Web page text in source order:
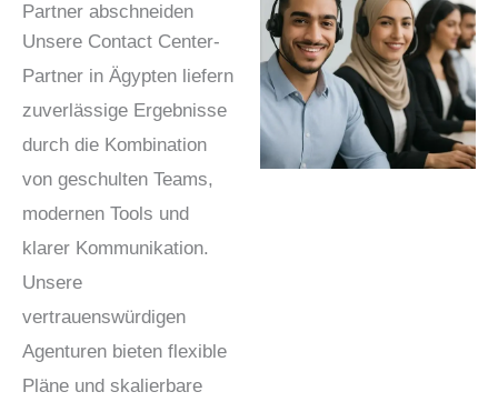
Partner abschneiden
Unsere Contact Center-
Partner in Ägypten liefern
zuverlässige Ergebnisse
durch die Kombination
von geschulten Teams,
modernen Tools und
klarer Kommunikation.
Unsere
vertrauenswürdigen
Agenturen bieten flexible
Pläne und skalierbare